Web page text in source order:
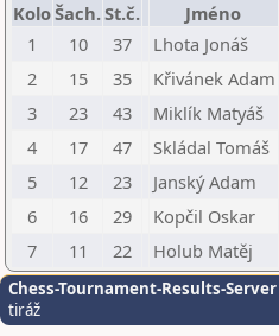
KoloŠach.St.č. Jméno
1
10 37 Lhota Jonáš
2
15 35 Křivánek Adam
3
23 43 Miklík Matyáš
4
17 47 Skládal Tomáš
5
12 23 Janský Adam
6
16 29 Kopčil Oskar
7
11 22 Holub Matěj
Chess-Tournament-Results-Server
tiráž